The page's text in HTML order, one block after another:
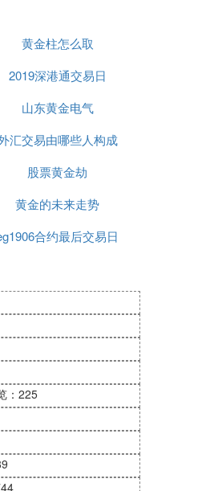
华能电力、南方航
中国基、中国脐
豹移动、聚美优品、
米 等等....
：淘宝网、天猫、
黄金柱怎么取
2019深港通交易日
山东黄金电气
汇交易由哪些人构成
股票黄金劫
黄金的未来走势
合约最后交易日
：225